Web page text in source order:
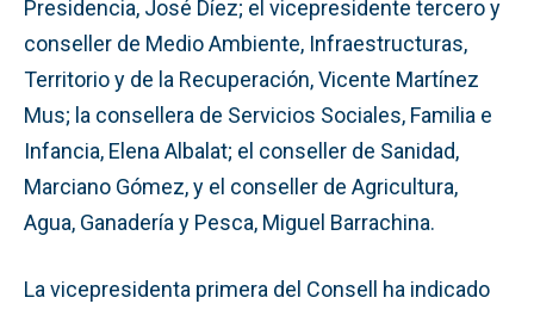
Presidencia, José Díez; el vicepresidente tercero y
conseller de Medio Ambiente, Infraestructuras,
Territorio y de la Recuperación, Vicente Martínez
Mus; la consellera de Servicios Sociales, Familia e
Infancia, Elena Albalat; el conseller de Sanidad,
Marciano Gómez, y el conseller de Agricultura,
Agua, Ganadería y Pesca, Miguel Barrachina.
La vicepresidenta primera del Consell ha indicado